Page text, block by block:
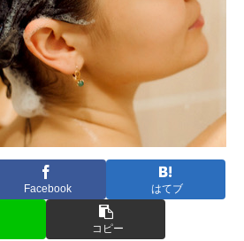
Facebook はてブ
コピー